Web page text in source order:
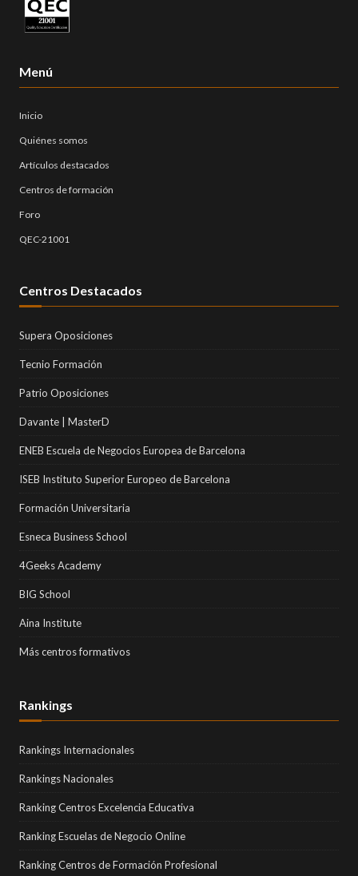
Menú
Inicio
Quiénes somos
Artículos destacados
Centros de formación
Foro
QEC-21001
Centros Destacados
Supera Oposiciones
Tecnio Formación
Patrio Oposiciones
Davante | MasterD
ENEB Escuela de Negocios Europea de Barcelona
ISEB Instituto Superior Europeo de Barcelona
Formación Universitaria
Esneca Business School
4Geeks Academy
BIG School
Aina Institute
Más centros formativos
Rankings
Rankings Internacionales
Rankings Nacionales
Ranking Centros Excelencia Educativa
Ranking Escuelas de Negocio Online
Ranking Centros de Formación Profesional